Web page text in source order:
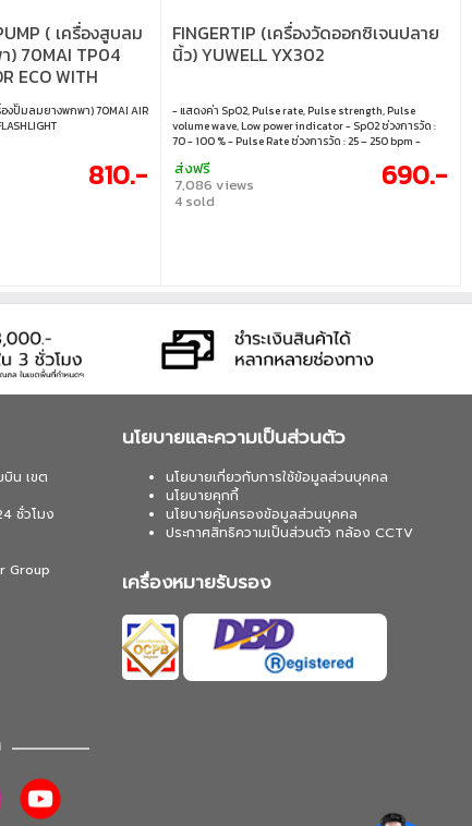
( เครื่องสูบลม
70MAI TP04
ECO WITH
รื่องปั๊มลมยางพกพา) 70MAI AIR
810.-
FINGERTIP (เครื่องวัดออกซิเจนปลาย
นิ้ว) YUWELL YX302
- แสดงค่า SpO2, Pulse rate, Pulse strength, Pulse
volume wave, Low power indicator - SpO2 ช่วงการวัด :
70 - 100 % - Pulse Rate ช่วงการวัด : 25 – 250 bpm -
ฆพ.776/2564
ส่งฟรี
7,086 views
4 sold
690.-
น เขต
ชั่วโมง
Group
นโยบายและความเป็นส่วนตัว
นโยบายเกี่ยวกับการใช้ข้อมูลส่วนบุคคล
นโยบายคุกกี้
นโยบายคุ้มครองข้อมูลส่วนบุคคล
ประกาศสิทธิความเป็นส่วนตัว กล้อง CCTV
เครื่องหมายรับรอง